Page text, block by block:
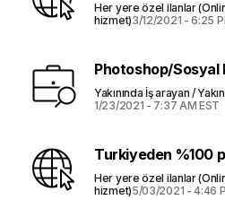
Her yere özel ilanlar
hizmet)3/12/2021 - 6:25
Photoshop/Sosyal
Yakınında İş arayan /
1/23/2021 - 7:37 AM EST
Turkiyeden %100
Her yere özel ilanlar
hizmet)5/03/2021 - 4:46